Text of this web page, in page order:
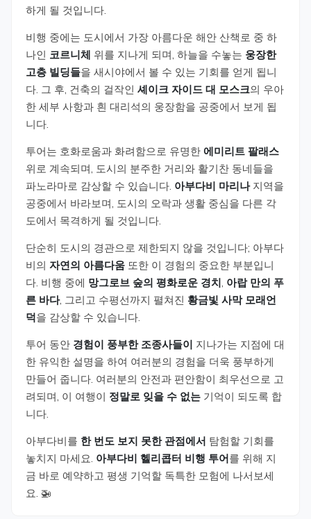
하게 될 것입니다.
비행 중에는 도시에서 가장 아름다운 해안 산책로 중 하
나인 코르니체 위를 지나게 되며, 하늘을 수놓는 웅장한
고층 빌딩들을 새시야에서 볼 수 있는 기회를 얻게 됩니
다. 그 후, 건축의 걸작인 셰이크 자이드 대 모스크의 우아
한 세부 사항과 흰 대리석의 웅장함을 공중에서 보게 됩
니다.
투어는 호화로움과 화려함으로 유명한 에미리트 팔래스
위로 계속되며, 도시의 분주한 거리와 활기찬 동네들을
파노라마로 감상할 수 있습니다. 아부다비 마리나지역을
공중에서 바라보며, 도시의 오락과 생활 중심을 다른 각
도에서 목격하게 될 것입니다.
단순히 도시의 경관으로 제한되지 않을 것입니다; 아부다
비의 자연의 아름다움 또한 이 경험의 중요한 부분입니
다. 비행 중에 망그로브 숲의 평화로운 경치, 아랍 만의 푸
른 바다, 그리고 수평선까지 펼쳐진 황금빛 사막 모래언
덕을 감상할 수 있습니다.
투어 동안 경험이 풍부한 조종사들이 지나가는 지점에 대
한 유익한 설명을 하여 여러분의 경험을 더욱 풍부하게
만들어 줍니다. 여러분의 안전과 편안함이 최우선으로 고
려되며, 이 여행이 정말로 잊을 수 없는 기억이 되도록 합
니다.
아부다비를 한 번도 보지 못한 관점에서 탐험할 기회를
놓치지 마세요. 아부다비 헬리콥터 비행 투어를 위해 지
금 바로 예약하고 평생 기억할 독특한 모험에 나서보세
요. 🚁